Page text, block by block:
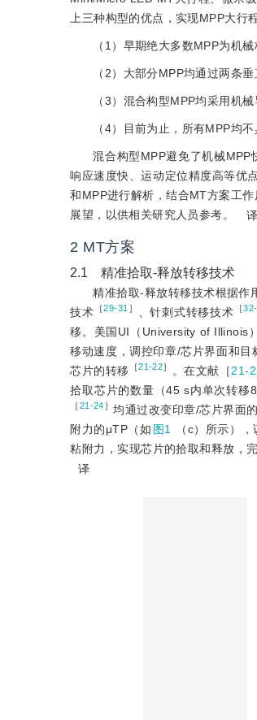
上三种构型的优点，实现MPP大行
（1）早期绝大多数MPP为机械
（2）大部分MPP均通过两条
（3）混合构型MPP均采用机
（4）目前为止，所有MPP均
混合构型MPP避免了机械MPP
响应速度快、运动定位精度高等优
和MPP进行解析，结合MT方案工
展望，以供相关研究人员参考。
译
2 MT方案
2.1 精准拾取-释放转移技术
精准拾取-释放转移技术根据作
技术 ［29-31 ］ 、针刺式转移技术 ［
移。美国UI（University of Illinois
移动速度，调控印章/芯片界面和
芯片的转移
［21-22］ 。在文献［21-
拾取芯片的数量（45 s内单次转移
［21-24］均通过改变印章/芯片界面
附力的μTP（如 图1
（c）所示）
粘附力，实现芯片的拾取和释放，
译